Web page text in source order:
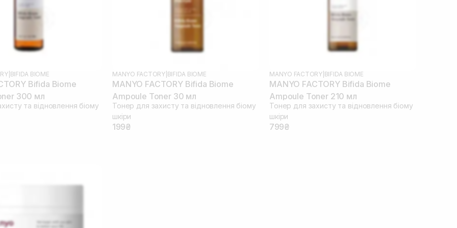
| BIFIDA BIOME
Bifida Biome
300 мл
та відновлення біому
MANYO FACTORY| BIFIDA BIOME
MANYO FACTORY Bifida Biome
Ampoule Toner 30 мл
Тонер для захисту та відновлення біому
шкіри
199₴
MANYO FACTORY| BIFIDA BIOME
MANYO FACTORY Bifida Biome
Ampoule Toner 210 мл
Тонер для захисту та відновлення біому
шкіри
799₴